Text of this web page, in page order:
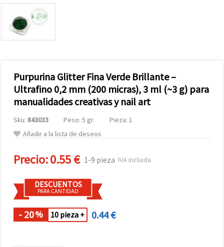
Purpurina Glitter Fina Verde Brillante –
Ultrafino 0,2 mm (200 micras), 3 ml (~3 g) para
manualidades creativas y nail art
Sku: 843033 Peso: 5 gr.
Pieza: 1
Añadir a la lista de deseos
Precio:0.55 € 1-9 pieza IVA incluida
DESCUENTOS
PARA CANTIDAD
- 20% 10 pieza + 0.44 €